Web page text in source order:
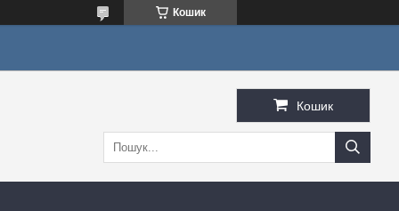
Кошик
Кошик